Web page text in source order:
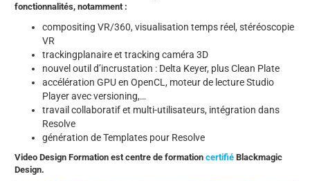
fonctionnalités, notamment :
compositing VR/360, visualisation temps réel, stéréoscopie
VR
trackingplanaire et tracking caméra 3D
nouvel outil d’incrustation : Delta Keyer, plus Clean Plate
accélération GPU en OpenCL, moteur de lecture Studio
Player avec versioning,…
travail collaboratif et multi-utilisateurs, intégration dans
Resolve
génération de Templates pour Resolve
Video Design Formation est centre de formationcertifié Blackmagic
Design.